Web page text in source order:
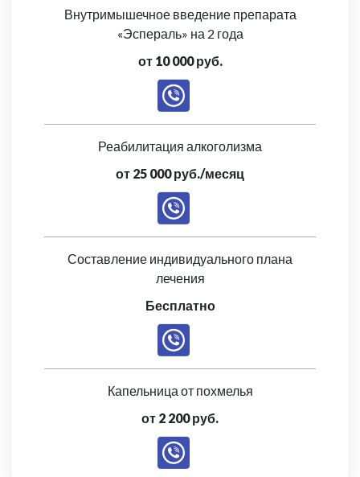
Внутримышечное введение препарата
«Эспераль» на 2 года
от 10 000 руб.
Реабилитация алкоголизма
от 25 000 руб./месяц
Составление индивидуального плана
лечения
Бесплатно
Капельница от похмелья
от 2 200 руб.